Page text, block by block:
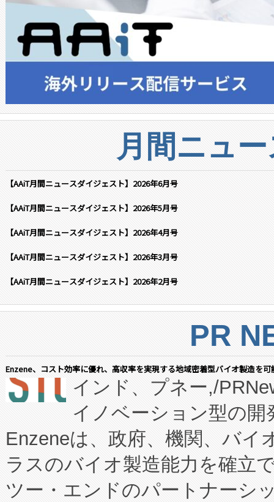
月間ニュ
【AAiT月間ニュースダイジェスト】2026年6月号
【AAiT月間ニュースダイジェスト】2026年5月号
【AAiT月間ニュースダイジェスト】2026年4月号
【AAiT月間ニュースダイジェスト】2026年3月号
【AAiT月間ニュースダイジェスト】2026年2月号
PR
Enzene、コスト効率に優れ、高収率を実現する地域密着型バイオ製造を
インド、プネー,/
イノベーション型の
Enzeneは、政府、機関、バイ
ラスのバイオ製造能力を確立
ツー・エンドのパートナーシ